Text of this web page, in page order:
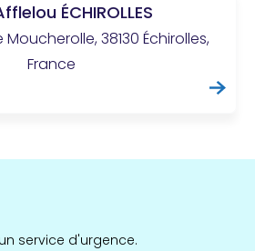
ÉCHIROLLES
38130 Échirolles,
France
service d'urgence.